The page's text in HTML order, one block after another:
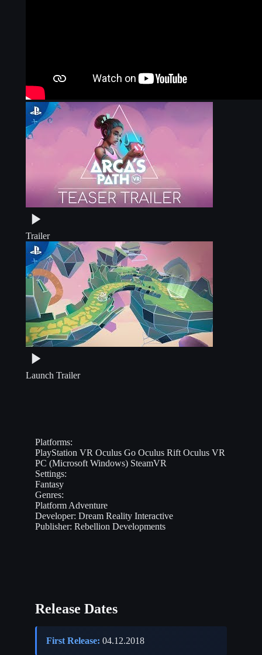
Trailer
Launch Trailer
Platforms:
PlayStation VR Oculus Go Oculus Rift Oculus VR
PC (Microsoft Windows) SteamVR
Settings:
Fantasy
Genres:
Platform Adventure
Developer: Dream Reality Interactive
Publisher: Rebellion Developments
Release Dates
First Release: 04.12.2018